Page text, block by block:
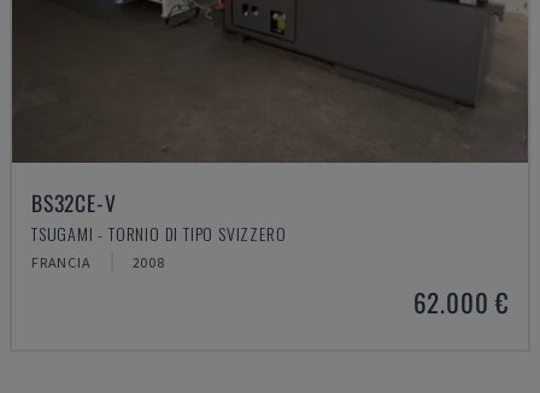
BS32CE-V
TSUGAMI - TORNIO DI TIPO SVIZZERO
FRANCIA 2008
62.000 €